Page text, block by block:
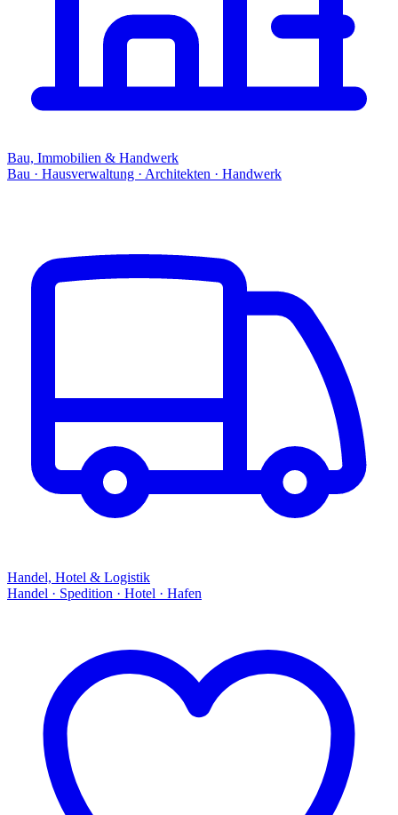
Bau, Immobilien & Handwerk
Bau · Hausverwaltung · Architekten · Handwerk
Handel, Hotel & Logistik
Handel · Spedition · Hotel · Hafen